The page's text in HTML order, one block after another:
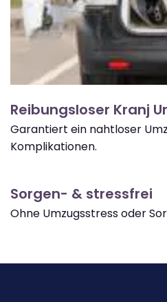
Reibungsloser Kranj
Garantiert ein nahtloser
Komplikationen.
Sorgen- & stressfrei
Ohne Umzugsstress oder